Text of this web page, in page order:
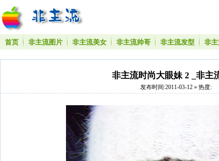
首页 非主流图片 非主流美女 非主流帅哥 非主流发型 非
非主流时尚大眼妹 2 _非主
发布时间:2011-03-12 » 热度: